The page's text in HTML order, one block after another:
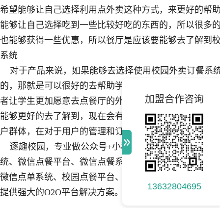
加盟合作咨询
13632804695
希望能够让自己选择利用点外卖这种方式，来更好的帮
能够让自己选择吃到一些比较好吃的东西的，所以很多
也能够获得一些优惠，所以餐厅是应该要能够去了解到
系统
对于产品来说，如果能够去选择使用校园外卖订餐系
的，那就是可以很好的去帮助学生感觉到在境外买的时
者让学生更加愿意去点餐厅的外卖，对于餐厅的发展会
能够更好的去了解到，现在会有一些什么样的用户群体
户群体，在对于用户的管理和订单管理方面都会做的比
逐趣校园，专业做公众号+小程序+App一站式O2O移
统、微信点餐平台、微信点餐系统、微信外卖系统、微
微信点单系统、校园点餐平台、跑腿服务、交易零售等
提供强大的O2O平台解决方案。www.zhuquxiaoyuan.com